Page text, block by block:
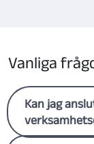
Vanliga
Kan jag